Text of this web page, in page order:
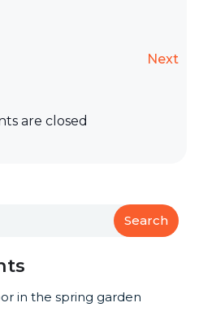
Next
are closed
Search
in the spring garden